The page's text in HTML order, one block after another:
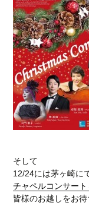
そして
12/24には茅ヶ崎に
チャペルコンサー
皆様のお越しをお